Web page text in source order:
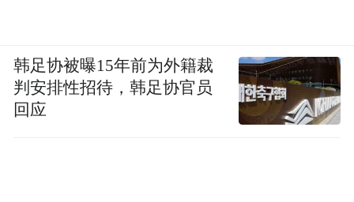
韩足协被曝15年前为外籍裁
判安排性招待，韩足协官员
回应